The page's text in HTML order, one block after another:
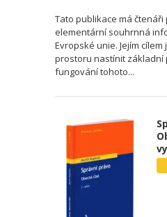
Tato publikace má
elementární souhrnná
Evropské unie. Jejím
prostoru nastínit základní
fungování tohoto...